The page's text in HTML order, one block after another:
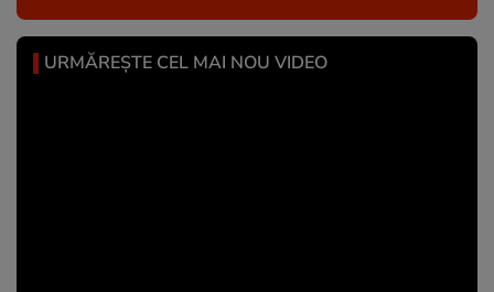
URMĂREȘTE CEL MAI NOU VIDEO